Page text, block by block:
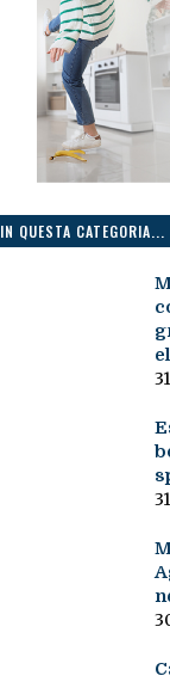
IN QUESTA CATEGORIA...